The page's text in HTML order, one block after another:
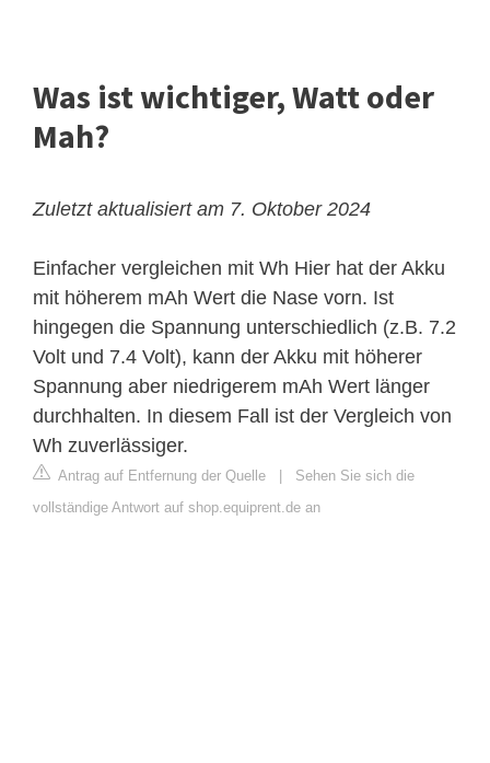
Was ist wichtiger, Watt oder
Mah?
Zuletzt aktualisiert am 7. Oktober 2024
Einfacher vergleichen mit Wh Hier hat der Akku
mit höherem mAh Wert die Nase vorn. Ist
hingegen die Spannung unterschiedlich (z.B. 7.2
Volt und 7.4 Volt), kann der Akku mit höherer
Spannung aber niedrigerem mAh Wert länger
durchhalten. In diesem Fall ist der Vergleich von
Wh zuverlässiger.
Antrag auf Entfernung der Quelle
Sehen Sie sich die
vollständige Antwort auf shop.equiprent.de an